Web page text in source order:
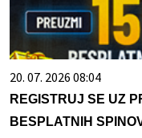
20. 07. 2026 08:04
REGISTRUJ SE UZ
BESPLATNIH